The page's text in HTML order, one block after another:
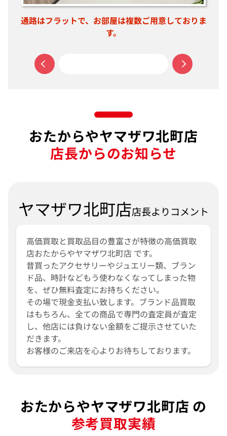
通路はフラットで、お部屋は複数ご用意しておりま
す。
おたからやヤマザワ北町店
店長からのお知らせ
ヤマザワ北町店店長よりコメント
高価買取と買取品目の豊富さが特徴の高価買取
店おたからやヤマザワ北町店 です。
昔買ったアクセサリーやジュエリー類、ブラン
ド品、時計などもう使わなくなってしまった物
を、ぜひ無料査定にお持ちください。
その場で現金支払い致します。ブランド品買取
はもちろん、全ての商品で専門の査定員が査定
し、他店には負けない金額をご提示させていた
だきます。
お客様のご来店を心よりお待ちしております。
おたからやヤマザワ北町店 の
参考買取実績